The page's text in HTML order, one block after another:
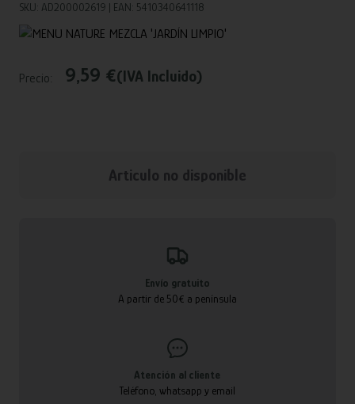
SKU: AD200002619 | EAN: 5410340641118
Precio: 9,59 €(IVA Incluido)
Articulo no disponible
Envío gratuito
A partir de 50€ a península
Atención al cliente
Teléfono, whatsapp y email